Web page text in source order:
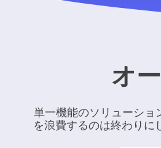
オ
単一機能のソリューショ
を浪費するのは終わりに